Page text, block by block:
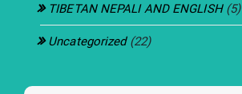
TIBETAN NEPALI AND ENGLISH(5)
Uncategorized(22)